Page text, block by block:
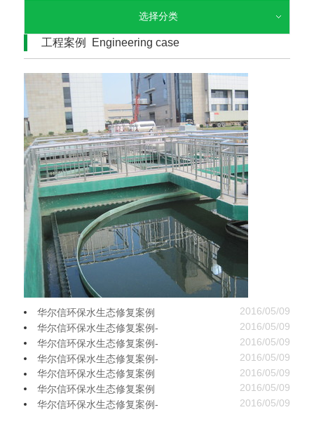
选择分类
工程案例 Engineering case
2016/05/09
华尔信环保水生态修复案例
2016/05/09
华尔信环保水生态修复案例-
2016/05/09
华尔信环保水生态修复案例-
2016/05/09
华尔信环保水生态修复案例-
2016/05/09
华尔信环保水生态修复案例
2016/05/09
华尔信环保水生态修复案例
2016/05/09
华尔信环保水生态修复案例-